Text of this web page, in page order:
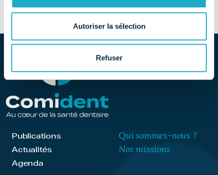
Autoriser la sélection
Refuser
Publications
Actualités
Agenda
Qui sommes-nous ?
Nos missions